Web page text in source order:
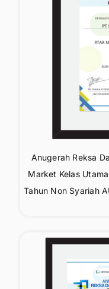
⁠Anugerah Reksa
Market Kelas
Tahun Non Syariah